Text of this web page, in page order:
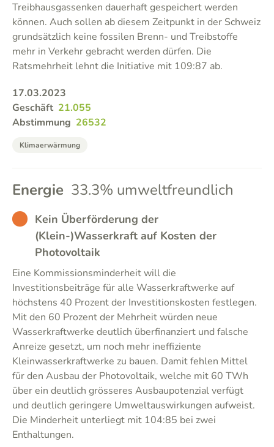
Treibhausgassenken dauerhaft gespeichert werden
können. Auch sollen ab diesem Zeitpunkt in der Schweiz
grundsätzlich keine fossilen Brenn- und Treibstoffe
mehr in Verkehr gebracht werden dürfen. Die
Ratsmehrheit lehnt die Initiative mit 109:87 ab.
17.03.2023
Geschäft 21.055
Abstimmung 26532
Klimaerwärmung
Energie 33.3% umweltfreundlich
BAD Kein Überförderung der
(Klein-)Wasserkraft auf Kosten der
Photovoltaik
Eine Kommissionsminderheit will die
Investitionsbeiträge für alle Wasserkraftwerke auf
höchstens 40 Prozent der Investitionskosten festlegen.
Mit den 60 Prozent der Mehrheit würden neue
Wasserkraftwerke deutlich überfinanziert und falsche
Anreize gesetzt, um noch mehr ineffiziente
Kleinwasserkraftwerke zu bauen. Damit fehlen Mittel
für den Ausbau der Photovoltaik, welche mit 60 TWh
über ein deutlich grösseres Ausbaupotenzial verfügt
und deutlich geringere Umweltauswirkungen aufweist.
Die Minderheit unterliegt mit 104:85 bei zwei
Enthaltungen.